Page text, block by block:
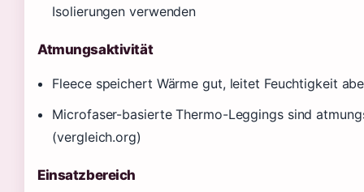
Isolierungen verwenden
Atmungsaktivität
Fleece speichert Wärme gut, leitet Feuchtigkeit
Microfaser-basierte Thermo-Leggings sind
(vergleich.org)
Einsatzbereich